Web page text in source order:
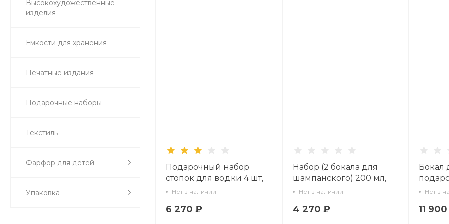
Высокохудожественные
изделия
Емкости для хранения
Печатные издания
Подарочные наборы
Текстиль
Фарфор для детей
Упаковка
Подарочный набор
стопок для водки 4 шт,
рисунок Кобальтовая
Нет в наличии
6 270 ₽
Набор (2 бокала для
шампанского) 200 мл,
Кобальтовая сетка арт.
Нет в наличии
4 270 ₽
Бокал
форма
Нет в
11